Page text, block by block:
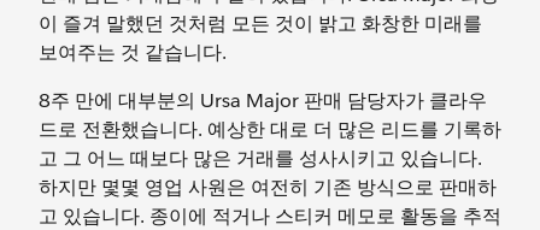
이 즐겨 말했던 것처럼 모든 것이 밝고 화창한 미래를
보여주는 것 같습니다.
8주 만에 대부분의 Ursa Major 판매 담당자가 클라우
드로 전환했습니다. 예상한 대로 더 많은 리드를 기록하
고 그 어느 때보다 많은 거래를 성사시키고 있습니다.
하지만 몇몇 영업 사원은 여전히 기존 방식으로 판매하
고 있습니다. 종이에 적거나 스티커 메모로 활동을 추적